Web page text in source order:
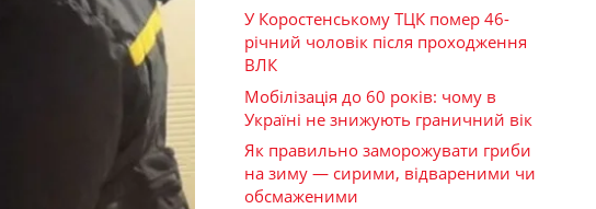
У Коростенському ТЦК помер 46-
річний чоловік після проходження
ВЛК
Мобілізація до 60 років: чому в
Україні не знижують граничний вік
Як правильно заморожувати гриби
на зиму — сирими, відвареними чи
обсмаженими